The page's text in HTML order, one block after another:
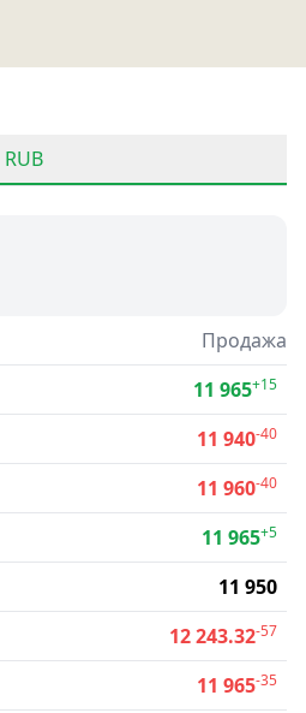
RUB
Продажа
11 965+15
11 940-40
11 960-40
11 965+5
11 950
12 243.32-57
11 965-35